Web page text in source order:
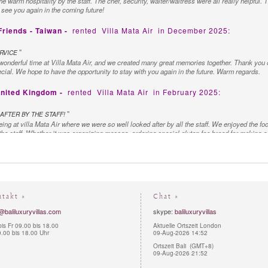
you again in the coming future!
- Taiwan - rented Villa Mata Air in December 2025:
"
time at Villa Mata Air, and we created many great memories together. Thank
We hope to have the opportunity to stay with you again in the future. Warm regards.
Kingdom - rented Villa Mata Air in February 2025:
BY THE STAFF! "
at villa Mata Air where we were so well looked after by all the staff. We enjoyed the
staff. Whether it was organizing massge, ordering special gluten fee bread for making
-rentedVilla Mata Air in June 2024:
experience, pampered all day with first class service. The friendly suite and
-rented in September 2022:
week at Mata Air, beautiful location, flowing river and warm, attentive and lovely
»
Fr 09.00 bis 18.00
bis 18.00 Uhr
Chat »
skype: baliluxuryvillas
Aktuelle Ortszeit London
09-Aug-2026 14:52
Ortszeit Bali (GMT+8)
09-Aug-2026 21:52